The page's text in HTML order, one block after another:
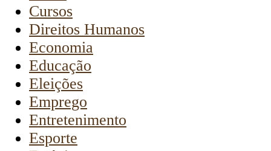
Cursos
Direitos Humanos
Economia
Educação
Eleições
Emprego
Entretenimento
Esporte